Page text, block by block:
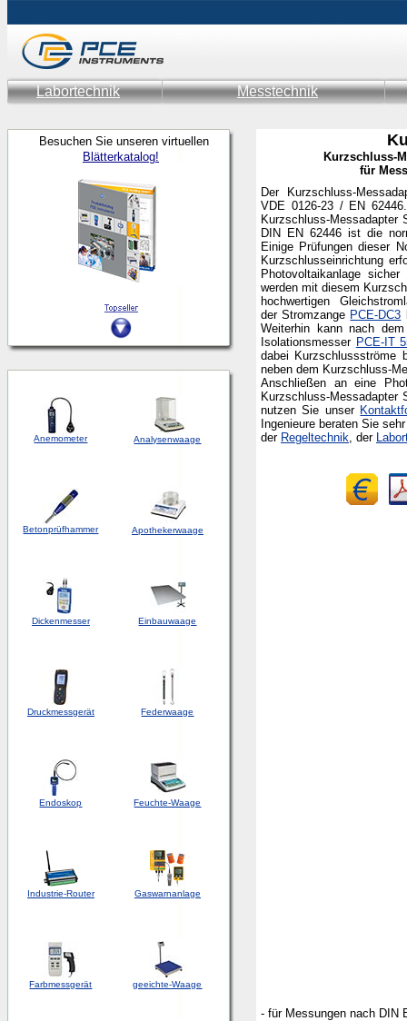
Labortechnik Messtechnik
Besuchen Sie unseren virtuellen
Blätterkatalog!
Anemometer Analysenwaage
Betonprüfhammer Apothekerwaage
Dickenmesser Einbauwaage
Druckmessgerät Federwaage
Endoskop Feuchte-Waage
Industrie-Router Gaswarnanlage
Farbmessgerät geeichte-Waage
Kurzschluss-
für
Der Kurzschluss-
VDE 0126-23 / EN
Kurzschluss-Messadapter
DIN EN 62446 ist die
Einige Prüfungen dieser
Kurzschlusseinrichtung
Photovoltaikanlage
werden mit diesem
hochwertigen
der Stromzange PCE-DC3
Weiterhin kann nach
Isolationsmesser PCE-IT
dabei Kurzschlussströme
neben dem Kurzschluss-
Anschließen an eine
Kurzschluss-Messadapter
nutzen Sie unser
Ingenieure beraten Sie
der Regeltechnik, der
- für Messungen nach DIN